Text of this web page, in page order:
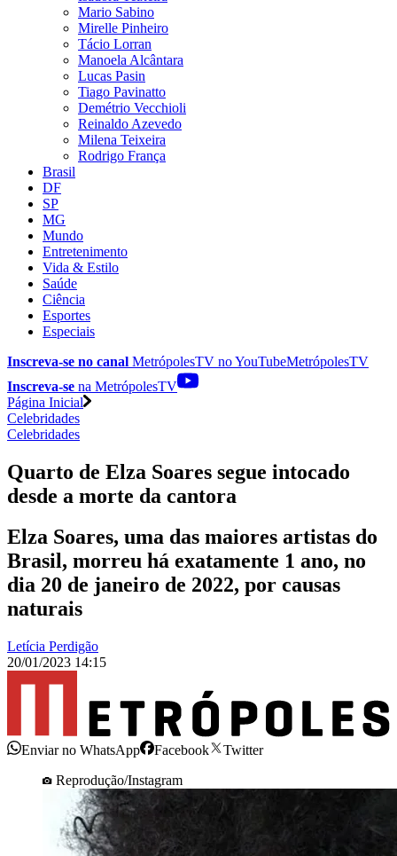
Mario Sabino
Mirelle Pinheiro
Tácio Lorran
Manoela Alcântara
Lucas Pasin
Tiago Pavinatto
Demétrio Vecchioli
Reinaldo Azevedo
Milena Teixeira
Rodrigo França
Brasil
DF
SP
MG
Mundo
Entretenimento
Vida & Estilo
Saúde
Ciência
Esportes
Especiais
Inscreva-se no canal MetrópolesTV noYouTubeMetrópolesTV
Inscreva-se na MetrópolesTV
Página Inicial
Celebridades
Celebridades
Quarto de Elza Soares segue intocado
desde a morte da cantora
Elza Soares, uma das maiores artistas do
Brasil, morreu há exatamente 1 ano, no
dia 20 de janeiro de 2022, por causas
naturais
Letícia Perdigão
20/01/2023 14:15
Enviar no WhatsApp Facebook
Twitter
Reprodução/Instagram